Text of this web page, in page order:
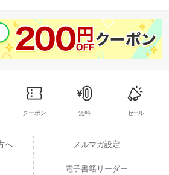
クーポン 無料 セール
へ メルマガ設定
電子書籍リーダー